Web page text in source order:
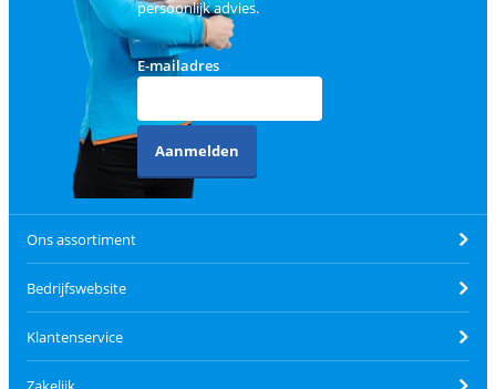
persoonlijk advies.
E-mailadres
Aanmelden
Ons assortiment
Bedrijfswebsite
Klantenservice